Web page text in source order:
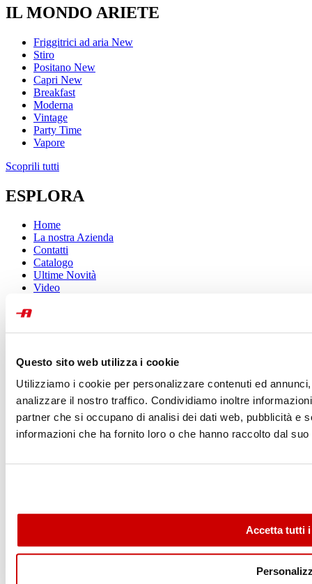
Questo sito web utilizza i cookie
Utilizziamo i cookie per personalizzare contenuti ed
analizzare il nostro traffico. Condividiamo inoltre
partner che si occupano di analisi dei dati web, pubblicità e
informazioni che ha fornito loro o che hanno raccolto dal
Accetta tutti
IL MONDO ARIETE
Friggitrici ad aria New
Stiro
Positano New
Capri New
Breakfast
Moderna
Vintage
Party Time
Vapore
Scoprili tutti
ESPLORA
Home
La nostra Azienda
Contatti
Catalogo
Ultime Novità
Video
ISCRIVITI E RISPARMIA
Iscriviti alla nostra newsletter e ricevi subito il tuo codice sconto!
Cookie